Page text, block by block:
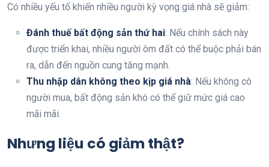
Có nhiều yếu tố khiến nhiều người kỳ vọng giá nhà sẽ giảm:
Đánh thuế bất động sản thứ hai: Nếu chính sách này
được triển khai, nhiều người ôm đất có thể buộc phải bán
ra, dẫn đến nguồn cung tăng mạnh.
Thu nhập dân không theo kịp giá nhà: Nếu không có
người mua, bất động sản khó có thể giữ mức giá cao
mãi mãi.
Nhưng liệu có giảm thật?